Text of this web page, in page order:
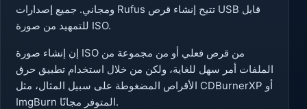
ومجاني. جميع إصدارات Rufus تتيح إنشاء قرص USB قابل
للتمهيد من صورة ISO.
إن إنشاء صورة ISO من قرص فعلي أو من مجموعة من
الملفات أمر سهل للغاية، ولكن من خلال استخدام تطبيق حرق
الأقراص المضغوطة على سبيل المثال، مثل CDBurnerXP أو
ImgBurn المتوفر مجانًا.